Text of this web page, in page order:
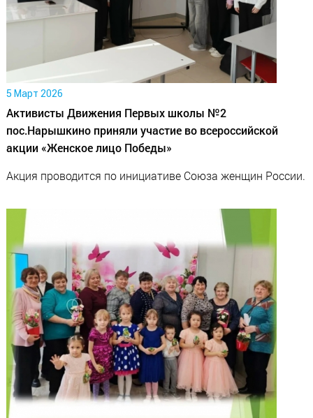
5 Март 2026
Активисты Движения Первых школы №2
пос.Нарышкино приняли участие во всероссийской
акции «Женское лицо Победы»
Акция проводится по инициативе Союза женщин России.